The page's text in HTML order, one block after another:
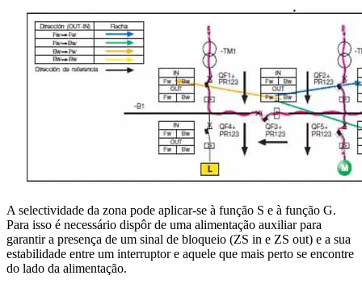
A selectividade da zona pode aplicar-se à função S e à função G.
Para isso é necessário dispôr de uma alimentação auxiliar para
garantir a presença de um sinal de bloqueio (ZS in e ZS out) e a sua
estabilidade entre um interruptor e aquele que mais perto se encontre
do lado da alimentação.